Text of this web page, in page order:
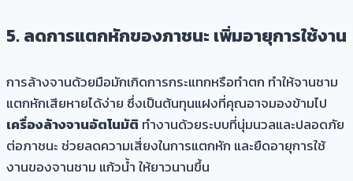
5. ลดการแตกหักของภาชนะ เพิ่มอายุการใช้งาน
การล้างจานด้วยมือมักเกิดการกระแทกหรือทำตก ทำให้จานชาม
แตกหักเสียหายได้ง่าย ซึ่งเป็นต้นทุนแฝงที่คุณอาจมองข้ามไป
เครื่องล้างจานอัตโนมัติ ทำงานด้วยระบบที่นุ่มนวลและปลอดภัย
ต่อภาชนะ ช่วยลดความเสี่ยงในการแตกหัก และยืดอายุการใช้
งานของจานชาม แก้วน้ำ ให้ยาวนานขึ้น